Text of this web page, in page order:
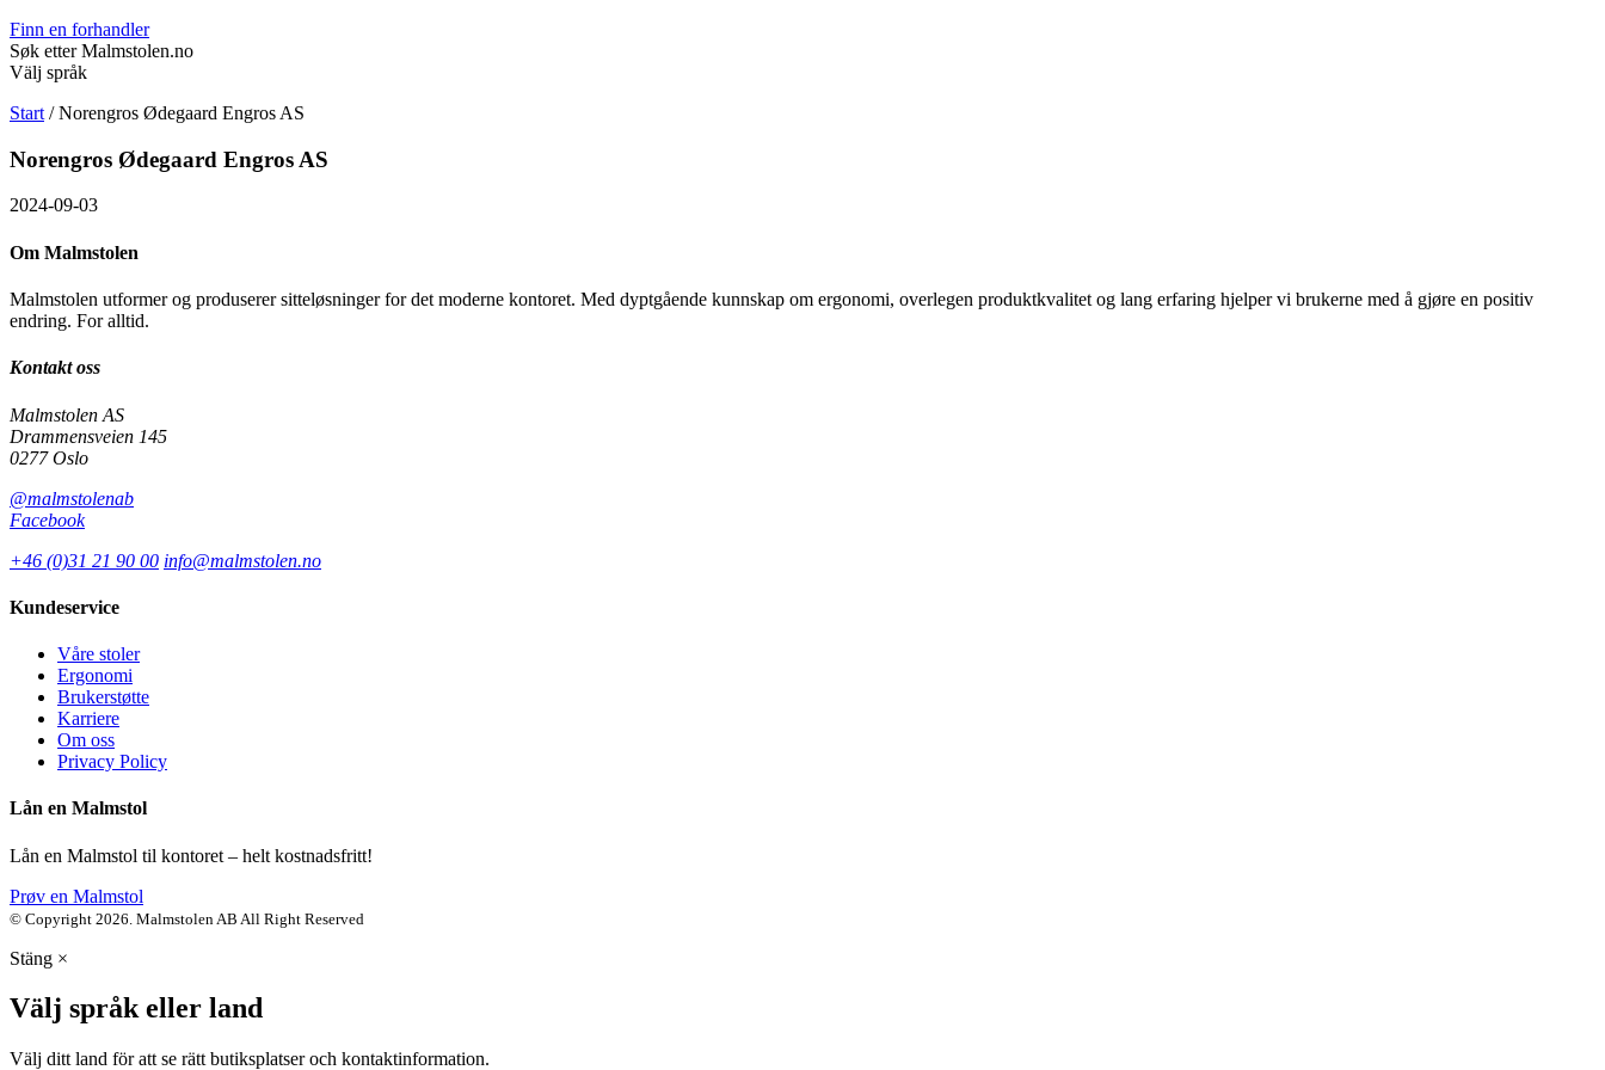
Finn en forhandler
Søk etter Malmstolen.no
Välj språk
Start /Norengros Ødegaard Engros AS
Norengros Ødegaard Engros AS
2024-09-03
Om Malmstolen
Malmstolen utformer og produserer sitteløsninger for det moderne kontoret. Med dyptgående kunnskap om ergonomi, overlegen produktkvalitet og lang erfaring hjelper vi brukerne med å gjøre en positiv
endring. For alltid.
Kontakt oss
Malmstolen AS
Drammensveien 145
0277 Oslo
@malmstolenab
Facebook
+46 (0)31 21 90 00 info@malmstolen.no
Kundeservice
Våre stoler
Ergonomi
Brukerstøtte
Karriere
Om oss
Privacy Policy
Lån en Malmstol
Lån en Malmstol til kontoret – helt kostnadsfritt!
Prøv en Malmstol
© Copyright 2026. Malmstolen AB All Right Reserved
Stäng ×
Välj språk eller land
Välj ditt land för att se rätt butiksplatser och kontaktinformation.